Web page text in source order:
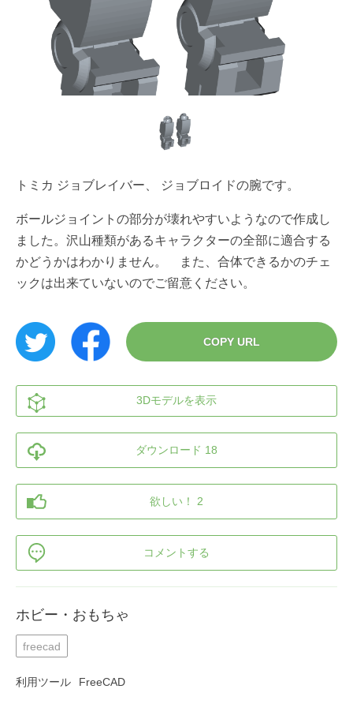
トミカ ジョブレイバー、 ジョブロイドの腕です。
ボールジョイントの部分が壊れやすいようなので作成し
ました。沢山種類があるキャラクターの全部に適合する
かどうかはわかりません。 また、合体できるかのチェ
ックは出来ていないのでご留意ください。
COPY URL
3Dモデルを表示
ダウンロード 18
欲しい！ 2
コメントする
ホビー・おもちゃ
freecad
利用ツール FreeCAD